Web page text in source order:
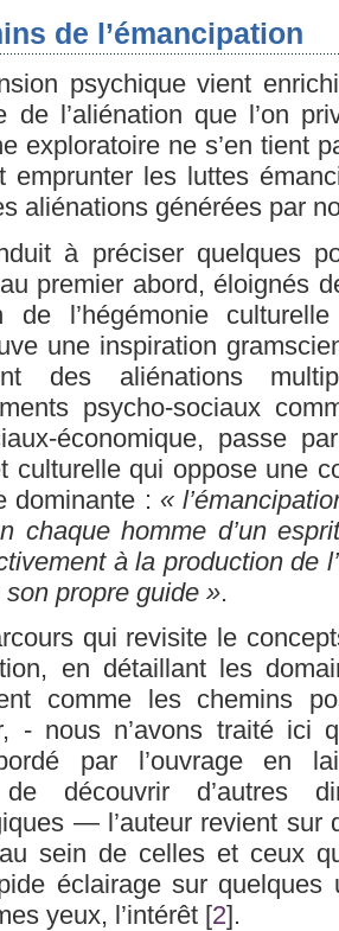
de l’émancipation
psychique vient
de l’aliénation que l’on
exploratoire ne s’en tient
emprunter les luttes
aliénations générées par
à préciser quelques
premier abord, éloignés
de l’hégémonie culturelle
une inspiration
des aliénations
psycho-sociaux
économique, passe
culturelle qui oppose une
dominante : «
chaque homme d’un
à la production de
propre guide ».
qui revisite le
en détaillant les
comme les chemins
- nous n’avons traité ici
par l’ouvrage en
de découvrir d’autres
— l’auteur revient sur
sein de celles et ceux
éclairage sur quelques
yeux, l’intérêt [2].